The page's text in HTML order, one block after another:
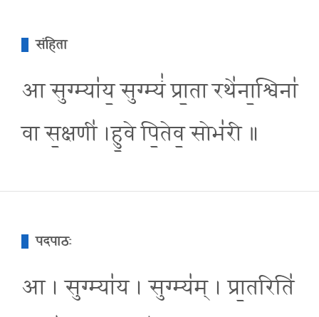
संहिता
आ सुग्म्या॑य॒ सुग्म्यं॑ प्रा॒ता रथे॑ना॒श्विना॑
वा स॒क्षणी॑ ।हु॒वे पि॒तेव॒ सोभ॑री ॥
पदपाठः
आ । सुग्म्या॑य । सुग्म्य॑म् । प्रा॒तरिति॑